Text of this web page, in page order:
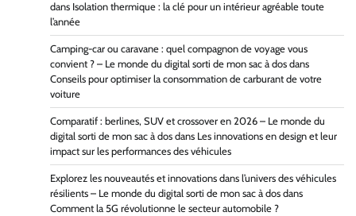
dans Isolation thermique : la clé pour un intérieur agréable toute
l’année
Camping-car ou caravane : quel compagnon de voyage vous
convient ? – Le monde du digital sorti de mon sac à dos dans
Conseils pour optimiser la consommation de carburant de votre
voiture
Comparatif : berlines, SUV et crossover en 2026 – Le monde du
digital sorti de mon sac à dos dans Les innovations en design et leur
impact sur les performances des véhicules
Explorez les nouveautés et innovations dans l’univers des véhicules
résilients – Le monde du digital sorti de mon sac à dos dans
Comment la 5G révolutionne le secteur automobile ?